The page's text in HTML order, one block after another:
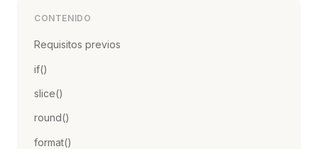
CONTENIDO
Requisitos previos
if()
slice()
round()
format()